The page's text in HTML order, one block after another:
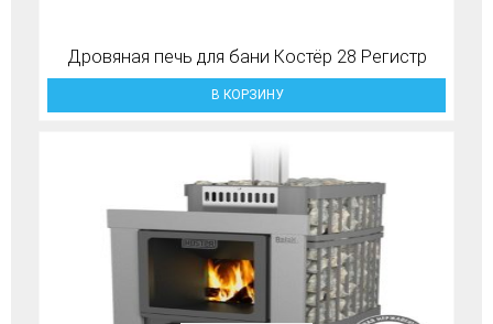
Дровяная печь для бани Костёр 28 Регистр
В КОРЗИНУ